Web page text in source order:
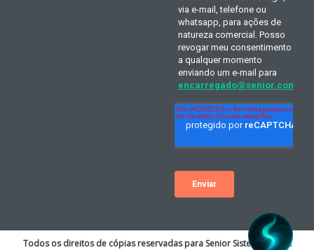
Todos os direitos de cópias reservadas para Senior Sistemas S.A. A